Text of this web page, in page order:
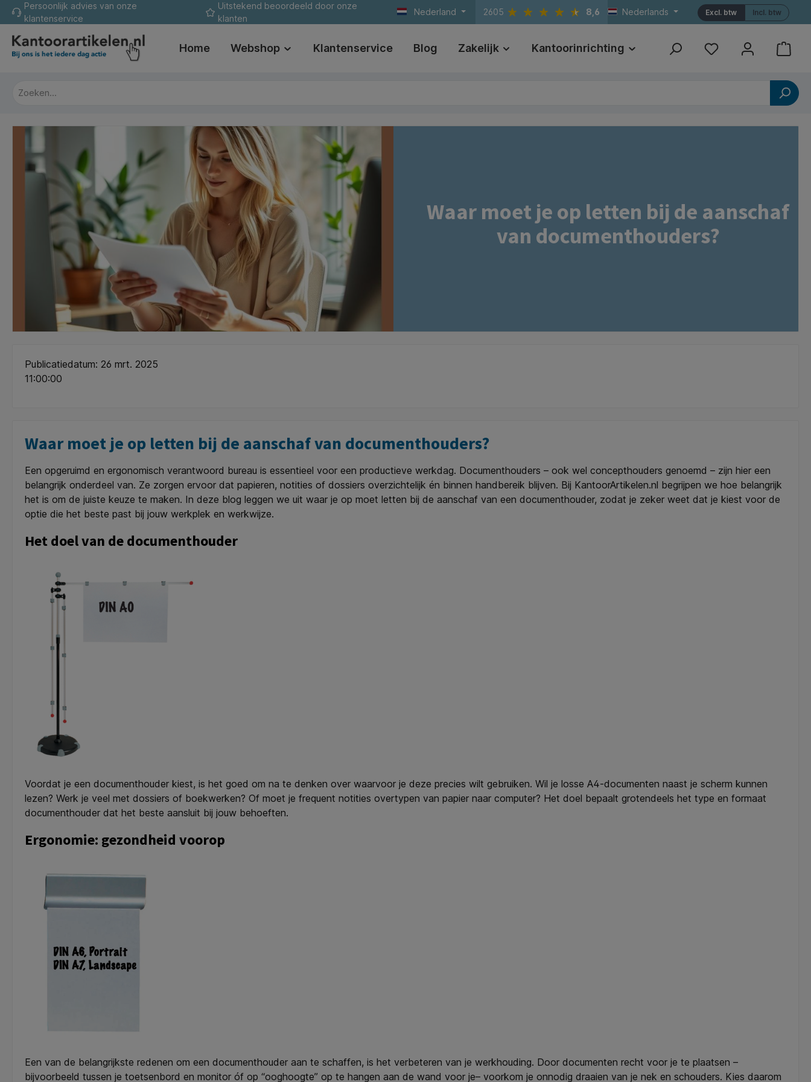
Ga naar de hoofdnavigatie
Persoonlijk advies van onze
klantenservice
Uitstekend beoordeeld door onze
klanten
Nederland 2605 8,6 Nederlands Incl. btw
Excl. btw
Home Webshop Klantenservice Blog Zakelijk Kantoorinrichting Print Referenties
Waar moet je op letten bij de aanschaf
van documenthouders?
Publicatiedatum: 26 mrt. 2025
11:00:00
Waar moet je op letten bij de aanschaf van documenthouders?
Een opgeruimd en ergonomisch verantwoord bureau is essentieel voor een productieve werkdag. Documenthouders – ook wel concepthouders genoemd – zijn hier een
belangrijk onderdeel van. Ze zorgen ervoor dat papieren, notities of dossiers overzichtelijk én binnen handbereik blijven. Bij KantoorArtikelen.nl begrijpen we hoe belangrijk
het is om de juiste keuze te maken. In deze blog leggen we uit waar je op moet letten bij de aanschaf van een documenthouder, zodat je zeker weet dat je kiest voor de
optie die het beste past bij jouw werkplek en werkwijze.
Het doel van de documenthouder
Voordat je een documenthouder kiest, is het goed om na te denken over waarvoor je deze precies wilt gebruiken. Wil je losse A4-documenten naast je scherm kunnen
lezen? Werk je veel met dossiers of boekwerken? Of moet je frequent notities overtypen van papier naar computer? Het doel bepaalt grotendeels het type en formaat
documenthouder dat het beste aansluit bij jouw behoeften.
Ergonomie: gezondheid voorop
Een van de belangrijkste redenen om een documenthouder aan te schaffen, is het verbeteren van je werkhouding. Door documenten recht voor je te plaatsen –
bijvoorbeeld tussen je toetsenbord en monitor óf op “ooghoogte” op te hangen aan de wand voor je– voorkom je onnodig draaien van je nek en schouders. Kies daarom